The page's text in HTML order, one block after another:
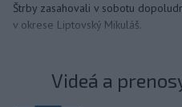
Štrby zasahovali v sobotu
v okrese Liptovský Mikuláš.
Videá a